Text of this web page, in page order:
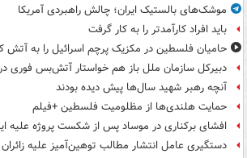
موشک‌های بالستیک ایران؛ چالش راهبردی آمریکا
باید افراد کارآمدتر را به کار گرفت
حامیان فلسطین در مکزیک پرچم اسرائیل را به آتش
دبیرکل سازمان ملل باز هم خواستار آتش‌بس فوری
آنچه رهبر شهید سال‌ها پیش دیده بودند
حمایت هلندی‌ها از مظلومیت فلسطین +فیلم
افشای برکناری در موساد پس از شکست پروژه علیه
دستگیری عامل انتشار مطالب توهین‌آمیز علیه